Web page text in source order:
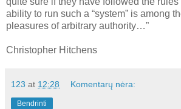
ability to run such a “system” is among
pleasures of arbitrary authority…”
Christopher Hitchens
123 at 12:28 Komentarų nėra:
Bendrinti